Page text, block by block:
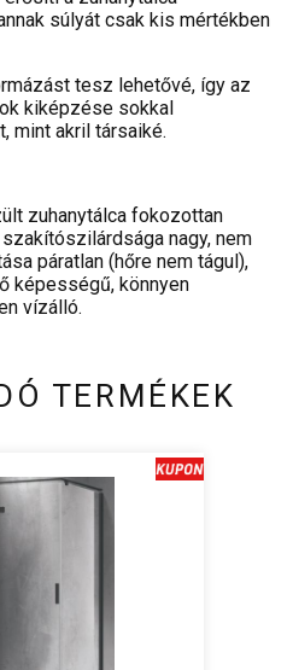
súlyát csak kis mértékben
tesz lehetővé, így az
kiképzése sokkal
mint akril társaiké.
zuhanytálca fokozottan
nagy, nem
páratlan (hőre nem tágul),
képességű, könnyen
vízálló.
TERMÉKEK